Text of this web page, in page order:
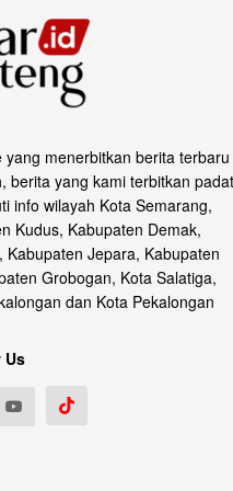
menerbitkan berita terbaru
berita yang kami terbitkan padat
info wilayah Kota Semarang,
Kudus, Kabupaten Demak,
Jepara, Kabupaten
Grobogan, Kota Salatiga,
dan Kota Pekalongan
Us